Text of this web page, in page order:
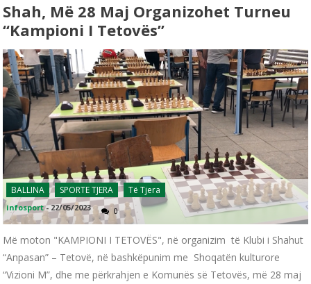
Shah, Më 28 Maj Organizohet Turneu
“Kampioni I Tetovës”
BALLINA SPORTE TJERA Të Tjera
infosport -22/05/2023 0
Më moton "KAMPIONI I TETOVËS", në organizim të Klubi i Shahut
“Anpasan” – Tetovë, në bashkëpunim me Shoqatën kulturore
“Vizioni M”, dhe me përkrahjen e Komunës së Tetovës, më 28 maj